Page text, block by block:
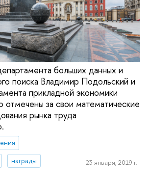
больших данных и
поиска Владимир Подольский и
прикладной экономики
отмечены за свои математические
рынка труда
награды 23 января, 2019 г.